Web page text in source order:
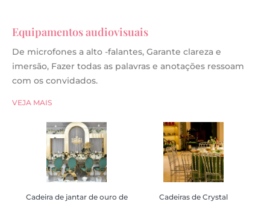
Equipamentos audiovisuais
De microfones a alto -falantes, Garante clareza e
imersão, Fazer todas as palavras e anotações ressoam
com os convidados.
VEJA MAIS
Cadeira de jantar de ouro de
Cadeira de jantar de ouro de
Cadeiras de Crystal
Cadeiras de Crystal